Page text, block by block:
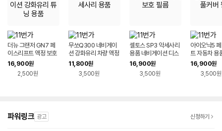
더뉴 그랜저 GN7 페
이스리프트 액정 보호
네비게이션 강화유리
튜닝 용품
16,900원
2,500원
무쏘Q300 네비게이
션 강화유리 차량 액정
보호 악세사리 용품
11,800원
3,500원
셀토스 SP3 악세사리
용품 네비게이션 디스
플레이 보호 필름
16,900원
3,500원
아이오닉5
트 자동차 용
이션 풀커버
16,900원
3,500원
파워링크 광고 신청하기